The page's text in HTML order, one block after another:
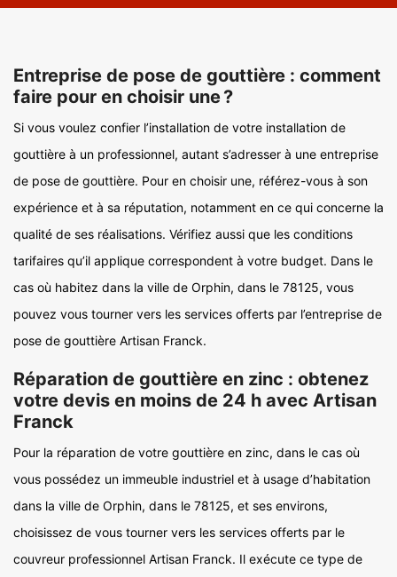
Entreprise de pose de gouttière : comment
faire pour en choisir une ?
Si vous voulez confier l’installation de votre installation de
gouttière à un professionnel, autant s’adresser à une entreprise
de pose de gouttière. Pour en choisir une, référez-vous à son
expérience et à sa réputation, notamment en ce qui concerne la
qualité de ses réalisations. Vérifiez aussi que les conditions
tarifaires qu’il applique correspondent à votre budget. Dans le
cas où habitez dans la ville de Orphin, dans le 78125, vous
pouvez vous tourner vers les services offerts par l’entreprise de
pose de gouttière Artisan Franck.
Réparation de gouttière en zinc : obtenez
votre devis en moins de 24 h avec Artisan
Franck
Pour la réparation de votre gouttière en zinc, dans le cas où
vous possédez un immeuble industriel et à usage d’habitation
dans la ville de Orphin, dans le 78125, et ses environs,
choisissez de vous tourner vers les services offerts par le
couvreur professionnel Artisan Franck. Il exécute ce type de